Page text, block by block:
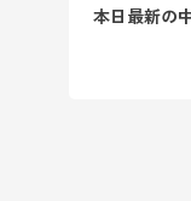
本日最新の